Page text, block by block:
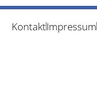
KontaktImpressum